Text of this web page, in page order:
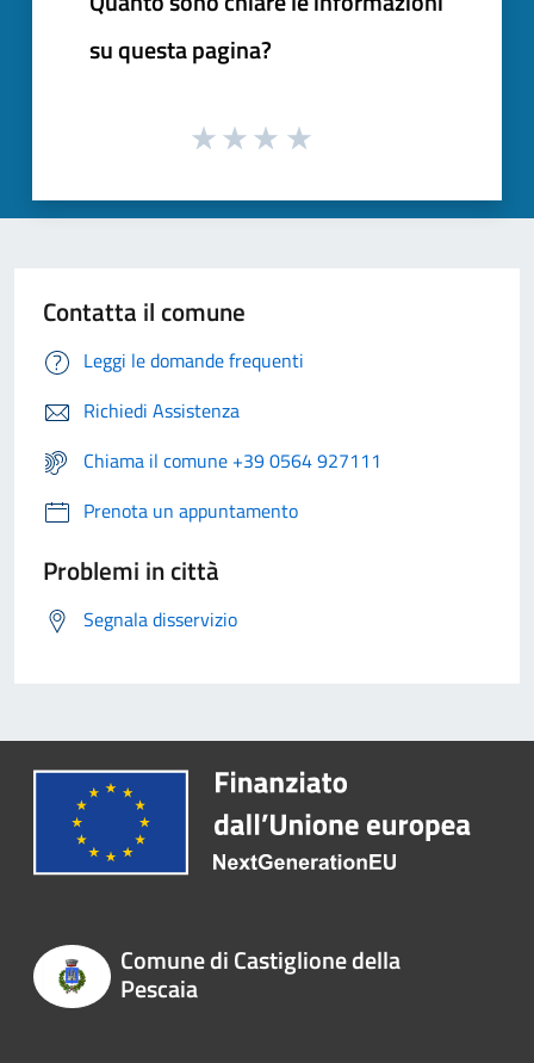
su questa pagina?
Contatta il comune
Leggi le domande frequenti
Richiedi Assistenza
Chiama il comune +39 0564 927111
Prenota un appuntamento
Problemi in città
Segnala disservizio
Comune di Castiglione della
Pescaia